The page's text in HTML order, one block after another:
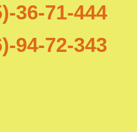
36-71-444
94-72-343